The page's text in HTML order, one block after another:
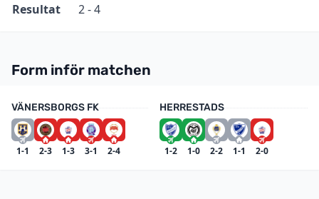
Resultat
2 - 4
Form inför matchen
VÄNERSBORGS FK
1-1 2-3 1-3 3-1 2-4
HERRESTADS
1-2 1-0 2-2 1-1 2-0